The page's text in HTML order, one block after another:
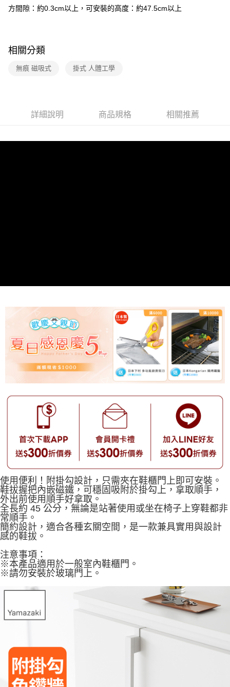
方間隙：約0.3cm以上，可安裝的高度：約47.5cm以上
相關分類
無痕 磁吸式 掛式 人體工學
詳細說明 商品規格 相關推薦
使用便利！附掛勾設計，只需夾在鞋櫃門上即可安裝。
鞋拔握把內嵌磁鐵，可穩固吸附於掛勾上，拿取順手，
外出前使用順手好拿取。
全長約 45 公分，無論是站著使用或坐在椅子上穿鞋都非
常順手。
簡約設計，適合各種玄關空間，是一款兼具實用與設計
感的鞋拔。
注意事項：
※本產品適用於一般室內鞋櫃門。
※請勿安裝於玻璃門上。